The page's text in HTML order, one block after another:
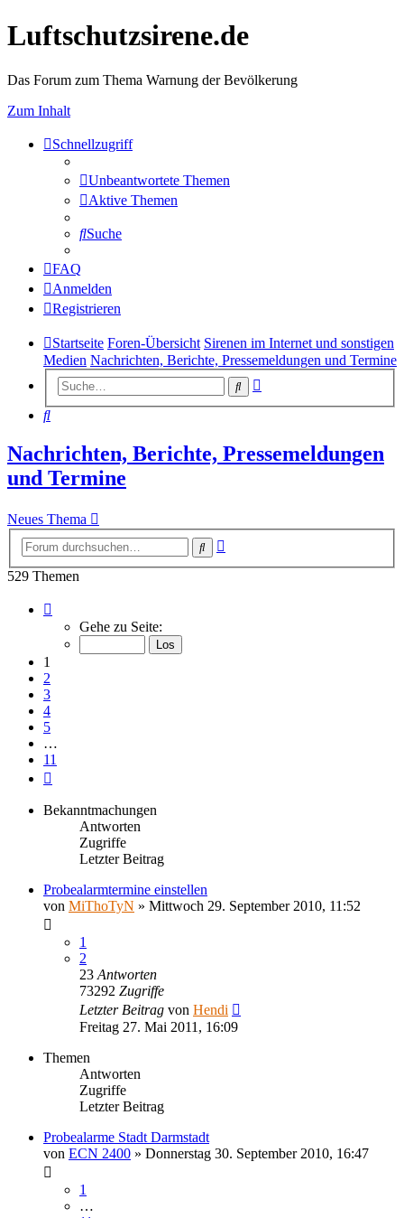
Luftschutzsirene.de
Das Forum zum Thema Warnung der Bevölkerung
Zum Inhalt
Schnellzugriff
Unbeantwortete Themen
Aktive Themen
Suche
FAQ
Anmelden
Registrieren
Startseite Foren-Übersicht Sirenen im Internet und sonstigen
Medien Nachrichten, Berichte, Pressemeldungen und Termine
Suche
Suche
Nachrichten, Berichte, Pressemeldungen
und Termine
Neues Thema
Suche
529 Themen
von
Gehe zu Seite:
1
2
3
4
5
…
11
Bekanntmachungen
Antworten
Zugriffe
Letzter Beitrag
Probealarmtermine einstellen
von MiThoTyN » Mittwoch 29. September 2010, 11:52
1
2
23 Antworten
73292 Zugriffe
Letzter Beitrag von Hendi
Freitag 27. Mai 2011, 16:09
Themen
Antworten
Zugriffe
Letzter Beitrag
Probealarme Stadt Darmstadt
von ECN 2400 » Donnerstag 30. September 2010, 16:47
1
…